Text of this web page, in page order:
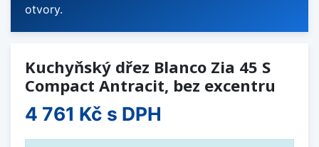
otvory.
Kuchyňský dřez Blanco Zia 45 S
Compact Antracit, bez excentru
4 761 Kč s DPH